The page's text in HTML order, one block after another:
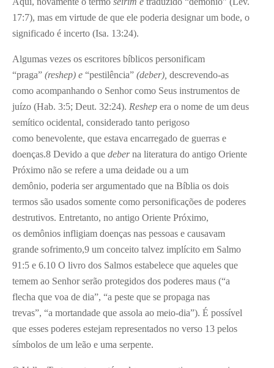
17:7), mas em virtude de que ele poderia designar um bode, o
significado é incerto (Isa. 13:24).
Algumas vezes os escritores bíblicos personificam
“praga” (reshep) e “pestilência” (deber), descrevendo-as
como acompanhando o Senhor como Seus instrumentos de
juízo (Hab. 3:5; Deut. 32:24). Reshep era o nome de um deus
semítico ocidental, considerado tanto perigoso
como benevolente, que estava encarregado de guerras e
doenças.8 Devido a que deberna literatura do antigo Oriente
Próximo não se refere a uma deidade ou a um
demônio, poderia ser argumentado que na Bíblia os dois
termos são usados somente como personificações de poderes
destrutivos. Entretanto, no antigo Oriente Próximo,
os demônios infligiam doenças nas pessoas e causavam
grande sofrimento,9 um conceito talvez implícito em Salmo
91:5 e 6.10 O livro dos Salmos estabelece que aqueles que
temem ao Senhor serão protegidos dos poderes maus (“a
flecha que voa de dia”, “a peste que se propaga nas
trevas”, “a mortandade que assola ao meio-dia”). É possível
que esses poderes estejam representados no verso 13 pelos
símbolos de um leão e uma serpente.